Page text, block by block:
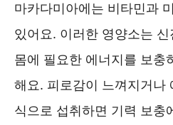
마카다미아에는 비타민과
있어요. 이러한 영양소는
몸에 필요한 에너지를 보충
해요. 피로감이 느껴지거나
식으로 섭취하면 기력 보충